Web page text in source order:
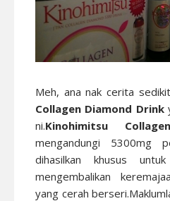
Meh, ana nak cerita
Collagen Diamond Drink
ni.Kinohimitsu
mengandungi 5300mg
dihasilkan khusus
mengembalikan
yang cerah